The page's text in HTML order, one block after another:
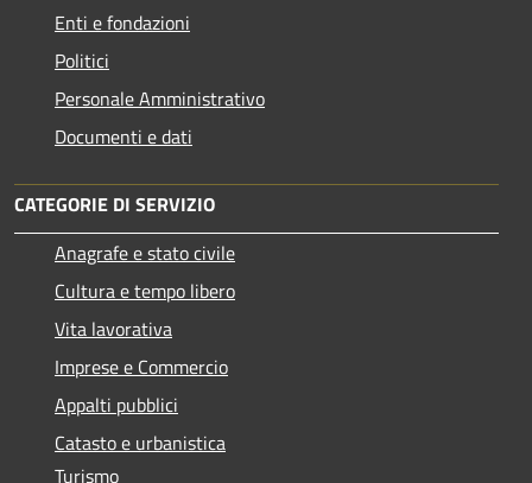
Enti e fondazioni
Politici
Personale Amministrativo
Documenti e dati
CATEGORIE DI SERVIZIO
Anagrafe e stato civile
Cultura e tempo libero
Vita lavorativa
Imprese e Commercio
Appalti pubblici
Catasto e urbanistica
Turismo